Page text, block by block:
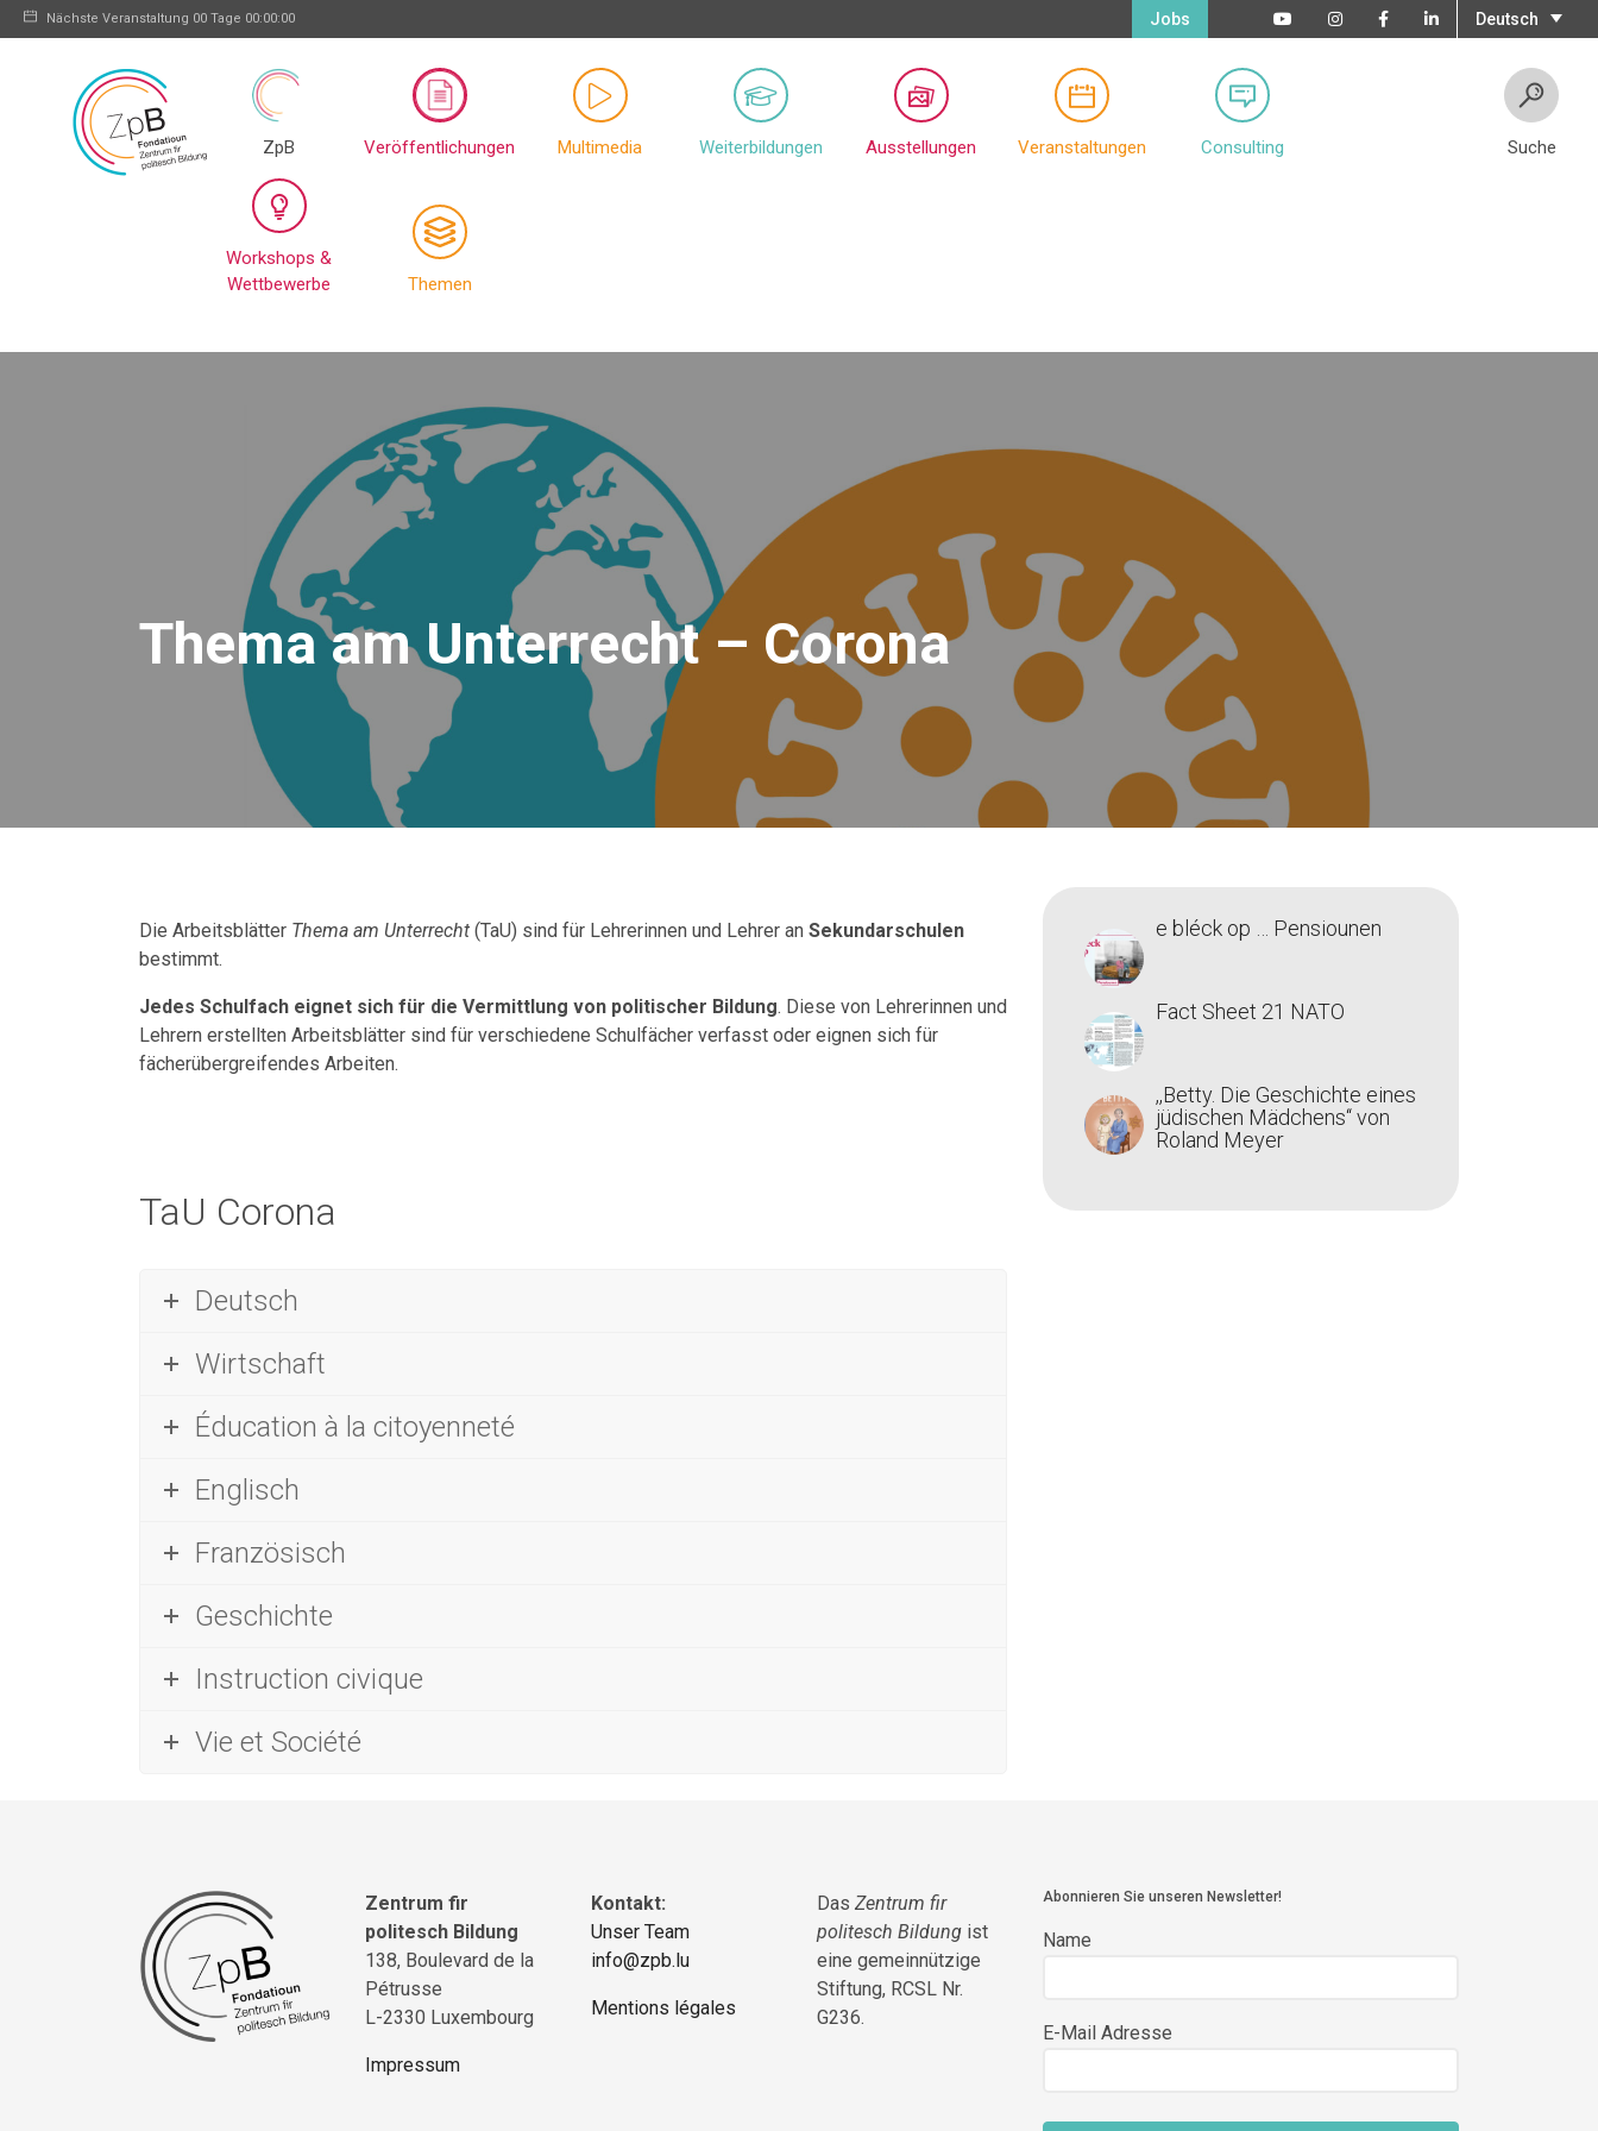
Nächste Veranstaltung 00 Tage 00:00:00 Deutsch
Jobs
ZpB Veröffentlichungen Multimedia Weiterbildungen Ausstellungen Veranstaltungen Consulting
Workshops &
Wettbewerbe
Themen
Suche
Thema am Unterrecht – Corona
Die Arbeitsblätter Thema am Unterrecht (TaU) sind für Lehrerinnen und Lehrer an Sekundarschulen
bestimmt.
Jedes Schulfach eignet sich für die Vermittlung von politischer Bildung. Diese von Lehrerinnen und
Lehrern erstellten Arbeitsblätter sind für verschiedene Schulfächer verfasst oder eignen sich für
fächerübergreifendes Arbeiten.
TaU Corona
Deutsch
Wirtschaft
Éducation à la citoyenneté
Englisch
Französisch
Geschichte
Instruction civique
Vie et Société
e bléck op … Pensiounen
Fact Sheet 21 NATO
,,Betty. Die Geschichte eines
jüdischen Mädchens‘‘ von
Roland Meyer
Zentrum fir
politesch Bildung
138, Boulevard de la
Pétrusse
L-2330 Luxembourg
Impressum
Kontakt:
Unser Team
info@zpb.lu
Mentions légales
Das Zentrum fir
politesch Bildung ist
eine gemeinnützige
Stiftung, RCSL Nr.
G236.
Abonnieren Sie unseren Newsletter!
Name
E-Mail Adresse